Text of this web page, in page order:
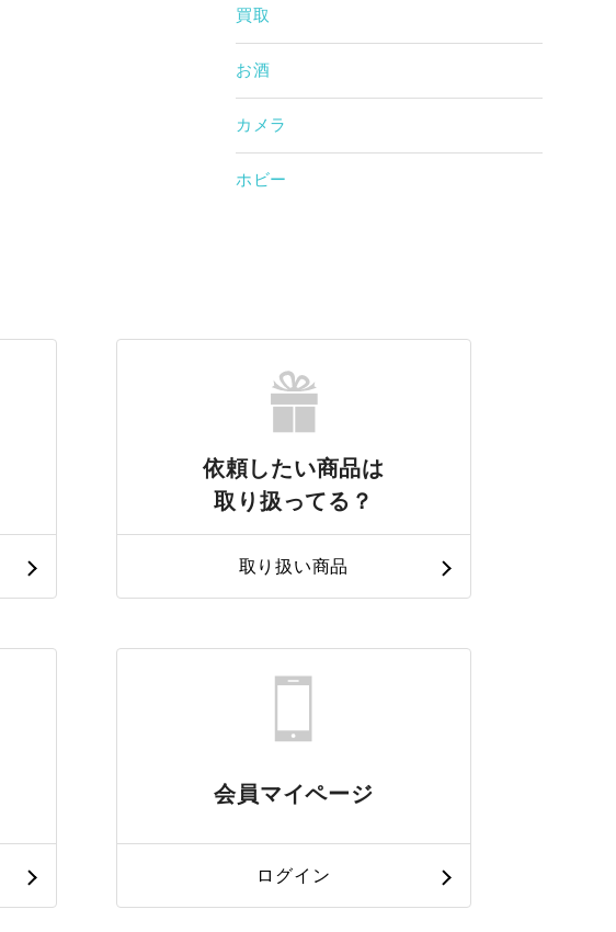
買取
お酒
カメラ
ホビー
依頼したい商品は
取り扱ってる？
取り扱い商品
会員マイページ
ログイン